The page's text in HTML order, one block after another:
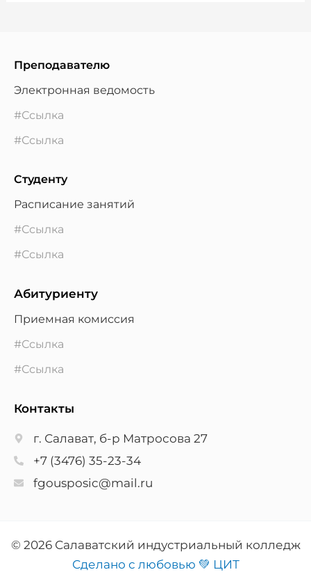
Преподавателю
Электронная ведомость
#Ссылка
#Ссылка
Студенту
Расписание занятий
#Ссылка
#Ссылка
Абитуриенту
Приемная комиссия
#Ссылка
#Ссылка
Контакты
г. Салават, б-р Матросова 27
+7 (3476) 35-23-34
fgousposic@mail.ru
© 2026 Салаватский индустриальный колледж
Сделано с любовью 💚 ЦИТ